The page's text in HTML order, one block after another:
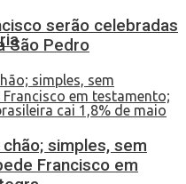
serão celebradas
São Pedro
simples, sem
Francisco em